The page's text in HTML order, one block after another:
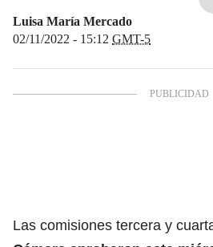
Luisa María Mercado
02/11/2022 - 15:12 GMT-5
Las comisiones tercera y